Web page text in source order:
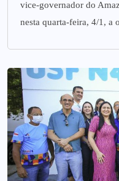
vice-governador do
nesta quarta-feira, 4/1, a